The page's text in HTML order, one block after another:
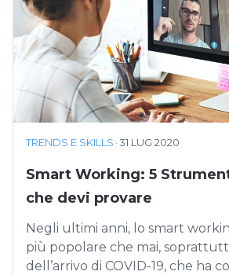
TRENDS E SKILLS ·31 LUG 2020
Smart Working: 5
che devi provare
Negli ultimi anni, lo smart
più popolare che mai,
dell’arrivo di COVID-19, che ha